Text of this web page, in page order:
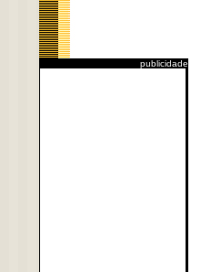
publicidade